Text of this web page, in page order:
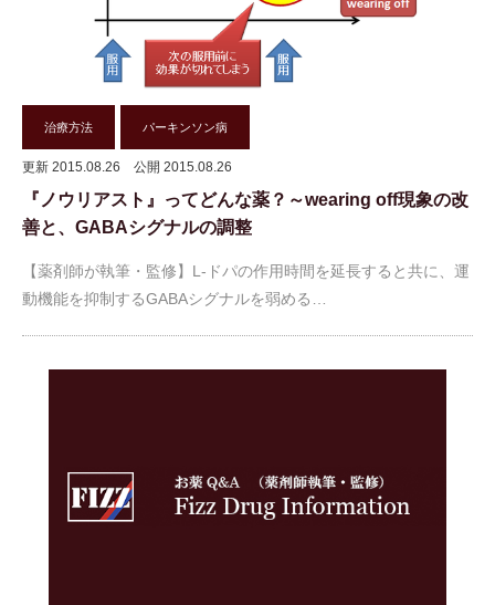
治療方法 パーキンソン病
更新 2015.08.26 公開 2015.08.26
『ノウリアスト』ってどんな薬？～wearing off現象の改
善と、GABAシグナルの調整
【薬剤師が執筆・監修】L-ドパの作用時間を延長すると共に、運
動機能を抑制するGABAシグナルを弱める…